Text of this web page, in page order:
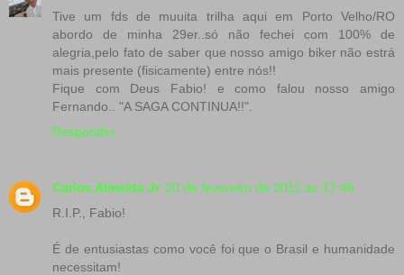
Tive um fds de muuita trilha aqui em Porto Velho/RO
abordo de minha 29er..só não fechei com 100% de
alegria,pelo fato de saber que nosso amigo biker não estrá
mais presente (fisicamente) entre nós!!
Fique com Deus Fabio! e como falou nosso amigo
Fernando.. "A SAGA CONTINUA!!".
Responder
Carlos Almeida Jr 20 de fevereiro de 2011 às 17:46
R.I.P., Fabio!
É de entusiastas como você foi que o Brasil e humanidade
necessitam!